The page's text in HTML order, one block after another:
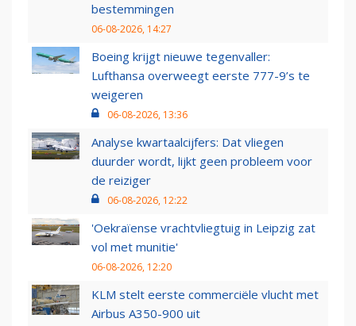
bestemmingen
06-08-2026, 14:27
Boeing krijgt nieuwe tegenvaller:
Lufthansa overweegt eerste 777-9’s te
weigeren
06-08-2026, 13:36
Analyse kwartaalcijfers: Dat vliegen
duurder wordt, lijkt geen probleem voor
de reiziger
06-08-2026, 12:22
'Oekraïense vrachtvliegtuig in Leipzig zat
vol met munitie'
06-08-2026, 12:20
KLM stelt eerste commerciële vlucht met
Airbus A350-900 uit